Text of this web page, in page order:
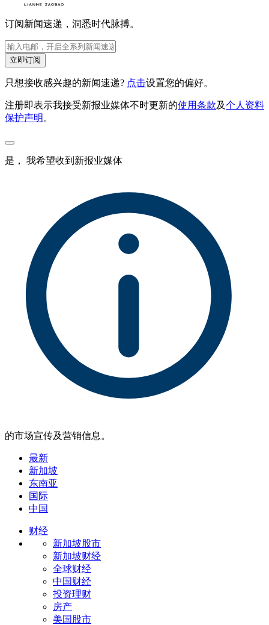
订阅新闻速递，洞悉时代脉搏。
立即订阅
只想接收感兴趣的新闻速递? 点击设置您的偏好。
注册即表示我接受新报业媒体不时更新的使用条款及个人资料
保护声明 。
是， 我希望收到新报业媒体
的市场宣传及营销信息。
最新
新加坡
东南亚
国际
中国
财经
新加坡股市
新加坡财经
全球财经
中国财经
投资理财
房产
美国股市